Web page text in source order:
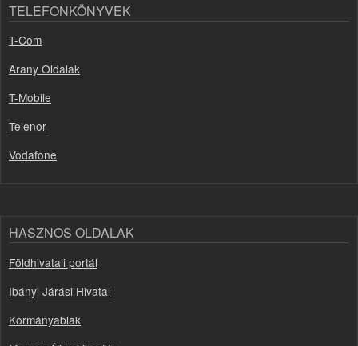
TELEFONKÖNYVEK
T-Com
Arany Oldalak
T-Mobile
Telenor
Vodafone
HASZNOS OLDALAK
Földhivatali portál
Ibányi Járási Hivatal
Kormányablak